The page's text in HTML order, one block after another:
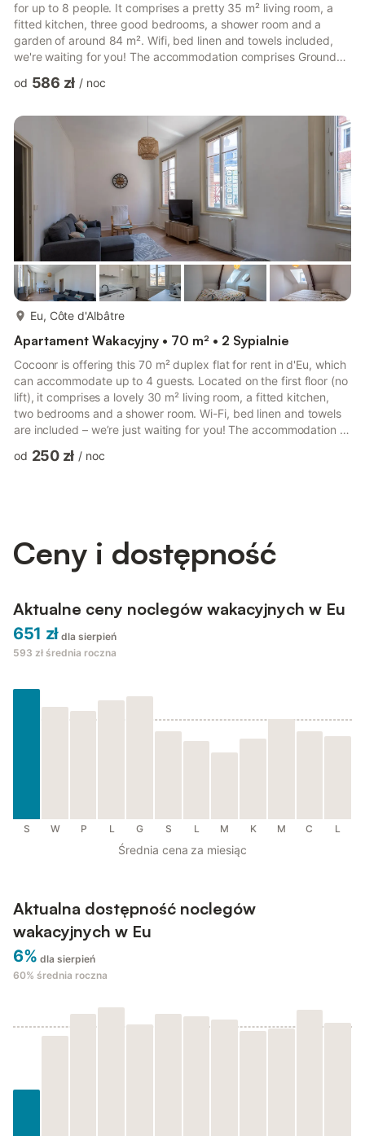
for up to 8 people. It comprises a pretty 35 m² living room, a
fitted kitchen, three good bedrooms, a shower room and a
garden of around 84 m². Wifi, bed linen and towels included,
we're waiting for you! The accommodation comprises Ground
fully-equipped kitchen with electric kettle, oven, microwave,
Bedroom 1: with 1 double bed (140×190) - Bedroom 2: with
queen-size bed (160×200) - Bathroom with shower and WC
od 586 zł / noc
Eu, Côte d'Albâtre
Apartament Wakacyjny • 70 m² • 2 Sypialnie
Cocoonr is offering this 70 m² duplex flat for rent in d'Eu, which
can accommodate up to 4 guests. Located on the first floor (no
lift), it comprises a lovely 30 m² living room, a fitted kitchen,
two bedrooms and a shower room. Wi-Fi, bed linen and towels
are included – we’re just waiting for you! The accommodation is
with a TV, a dining table and a double sofa bed. - A fully fitted
od 250 zł / noc
Ceny i dostępność
Aktualne ceny noclegów wakacyjnych w Eu
651 zł dla sierpień
593 zł średnia roczna
S W P L G S L M K M C L
Średnia cena za miesiąc
Aktualna dostępność noclegów
wakacyjnych w Eu
6% dla sierpień
60% średnia roczna